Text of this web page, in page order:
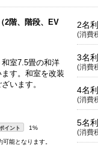
2階、階段、EV
室7.5畳の和洋
す。和室を改装
います。
イント 1%
能となります。
2名
(消費
3名
(消費
4名
(消費
5名
(消費